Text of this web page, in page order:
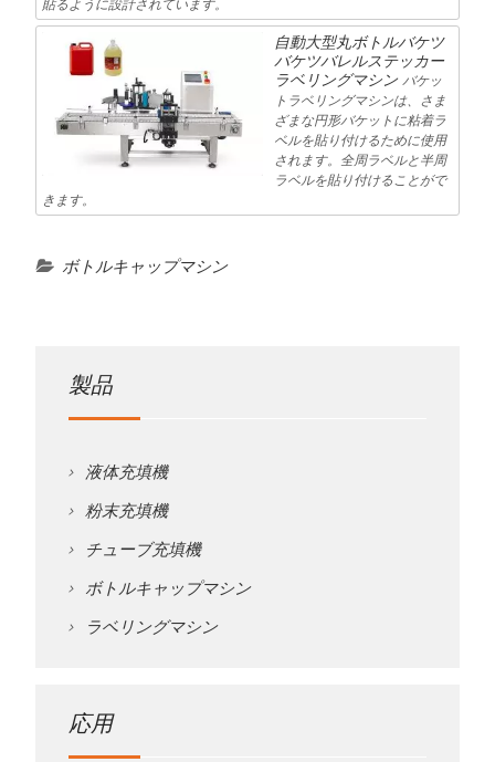
自動大型丸ボトルバケツ
バケツバレルステッカー
ラベリングマシン バケッ
トラベリングマシンは、さま
ざまな円形バケットに粘着ラ
ベルを貼り付けるために使用
されます。全周ラベルと半周
ラベルを貼り付けることがで
きます。
ボトルキャップマシン
製品
液体充填機
粉末充填機
チューブ充填機
ボトルキャップマシン
ラベリングマシン
応用